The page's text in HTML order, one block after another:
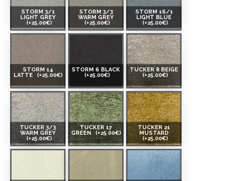
STORM 3/1
LIGHT GREY
(+25.00€)
STORM 3/3
WARM GREY
(+25.00€)
STORM 16/1
LIGHT BLUE
(+25.00€)
STORM 14
LATTE
(+25.00€)
STORM 6 BLACK
(+25.00€)
TUCKER 8 BEIGE
(+25.00€)
TUCKER 3/3
WARM GREY
(+25.00€)
TUCKER 17
GREEN (+25.00€)
TUCKER 21
MUSTARD
(+25.00€)